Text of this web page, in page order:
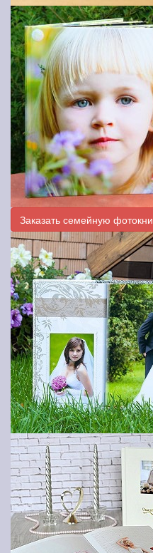
Заказать семейную